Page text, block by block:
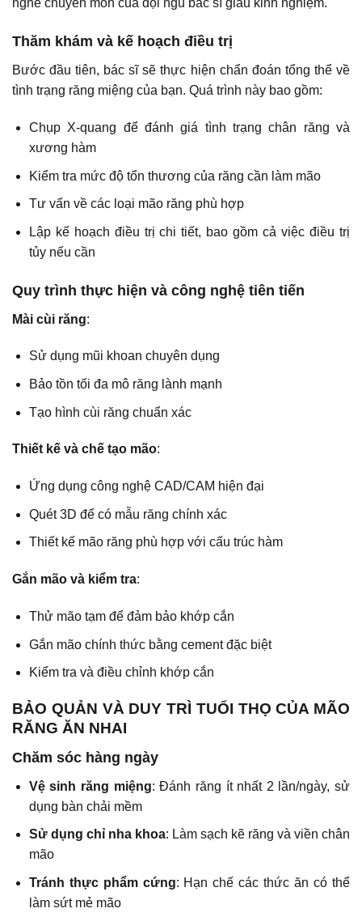
nghề chuyên môn của đội ngũ bác sĩ giàu kinh nghiệm.
Thăm khám và kế hoạch điều trị
Bước đầu tiên, bác sĩ sẽ thực hiện chẩn đoán tổng thể về
tình trạng răng miệng của bạn. Quá trình này bao gồm:
Chụp X-quang để đánh giá tình trạng chân răng và
xương hàm
Kiểm tra mức độ tổn thương của răng cần làm mão
Tư vấn về các loại mão răng phù hợp
Lập kế hoạch điều trị chi tiết, bao gồm cả việc điều trị
tủy nếu cần
Quy trình thực hiện và công nghệ tiên tiến
Mài cùi răng:
Sử dụng mũi khoan chuyên dụng
Bảo tồn tối đa mô răng lành mạnh
Tạo hình cùi răng chuẩn xác
Thiết kế và chế tạo mão:
Ứng dụng công nghệ CAD/CAM hiện đại
Quét 3D để có mẫu răng chính xác
Thiết kế mão răng phù hợp với cấu trúc hàm
Gắn mão và kiểm tra:
Thử mão tạm để đảm bảo khớp cắn
Gắn mão chính thức bằng cement đặc biệt
Kiểm tra và điều chỉnh khớp cắn
BẢO QUẢN VÀ DUY TRÌ TUỔI THỌ CỦA MÃO
RĂNG ĂN NHAI
Chăm sóc hàng ngày
Vệ sinh răng miệng: Đánh răng ít nhất 2 lần/ngày, sử
dụng bàn chải mềm
Sử dụng chỉ nha khoa: Làm sạch kẽ răng và viền chân
mão
Tránh thực phẩm cứng: Hạn chế các thức ăn có thể
làm sứt mẻ mão